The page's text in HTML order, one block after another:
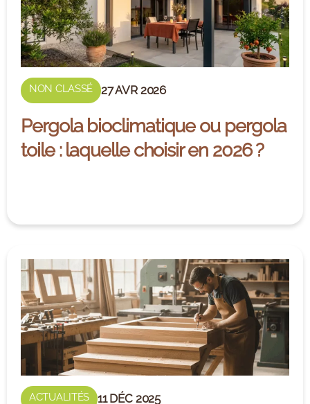
NON CLASSÉ 27 AVR 2026
Pergola bioclimatique ou pergola
toile : laquelle choisir en 2026 ?
ACTUALITÉS 11 DÉC 2025